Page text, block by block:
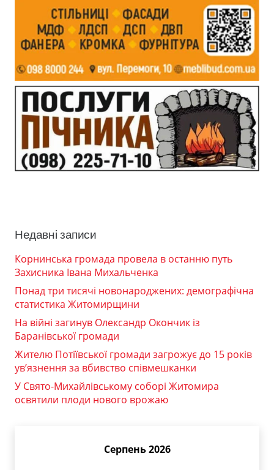
Недавні записи
Корнинська громада провела в останню путь
Захисника Івана Михальченка
Понад три тисячі новонароджених: демографічна
статистика Житомирщини
На війні загинув Олександр Окончик із
Баранівської громади
Жителю Потіївської громади загрожує до 15 років
ув’язнення за вбивство співмешканки
У Свято-Михайлівському соборі Житомира
освятили плоди нового врожаю
Серпень 2026